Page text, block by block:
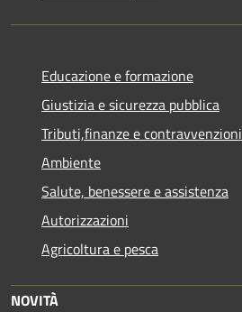
Educazione e formazione
Giustizia e sicurezza pubblica
Tributi,finanze e contravvenzioni
Ambiente
Salute, benessere e assistenza
Autorizzazioni
Agricoltura e pesca
NOVITÀ